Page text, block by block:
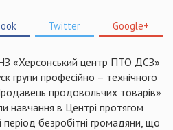
Twitter Google+
«Херсонський центр ПТО ДСЗ»
групи професійно – технічного
продовольчих товарів»
навчання в Центрі протягом
період безробітні громадяни, що